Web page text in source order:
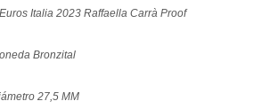
Italia 2023 Raffaella Carrà Proof
Bronzital
27,5 MM